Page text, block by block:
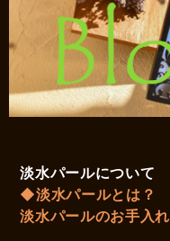
淡水パールについて
◆淡水パールとは？
淡水パールのお手入れ